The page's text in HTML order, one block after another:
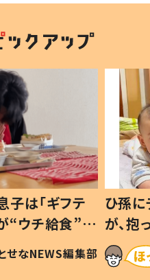
子は「ギフテ
“ウチ給食”を
は #令和の親
せなNEWS編集部
ひ孫
が、
「涙が
い」